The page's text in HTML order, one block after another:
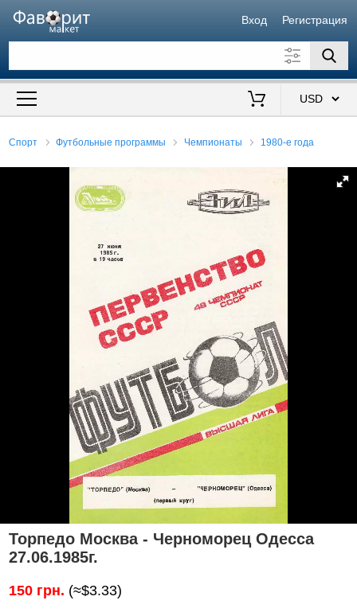
Вход Регистрация
Искать также в описании
Спорт Футбольные программы Чемпионаты 1980-е года
Торпедо Москва - Черноморец Одесса
27.06.1985г.
150 грн. (≈$3.33)